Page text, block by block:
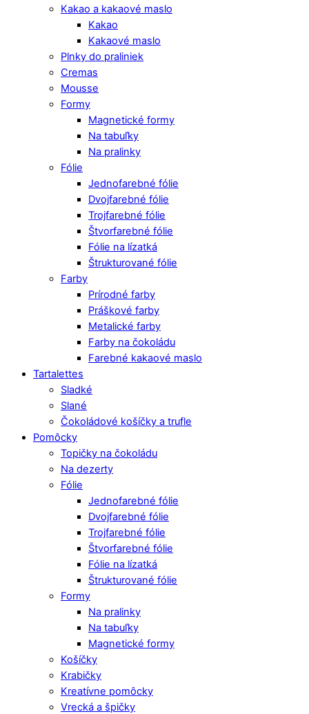
Kakao a kakaové maslo
Kakao
Kakaové maslo
Plnky do praliniek
Cremas
Mousse
Formy
Magnetické formy
Na tabuľky
Na pralinky
Fólie
Jednofarebné fólie
Dvojfarebné fólie
Trojfarebné fólie
Štvorfarebné fólie
Fólie na lízatká
Štrukturované fólie
Farby
Prírodné farby
Práškové farby
Metalické farby
Farby na čokoládu
Farebné kakaové maslo
Tartalettes
Sladké
Slané
Čokoládové košíčky a trufle
Pomôcky
Topičky na čokoládu
Na dezerty
Fólie
Jednofarebné fólie
Dvojfarebné fólie
Trojfarebné fólie
Štvorfarebné fólie
Fólie na lízatká
Štrukturované fólie
Formy
Na pralinky
Na tabuľky
Magnetické formy
Košíčky
Krabičky
Kreatívne pomôcky
Vrecká a špičky